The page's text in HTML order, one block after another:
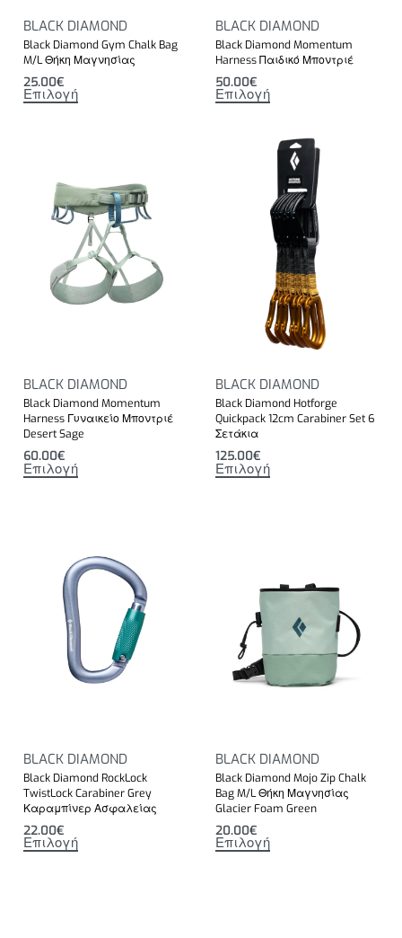
BLACK DIAMOND
Black Diamond Gym Chalk Bag
M/L Θήκη Μαγνησίας
25.00€
Επιλογή
BLACK DIAMOND
Black Diamond Momentum
Harness Παιδικό Μποντριέ
50.00€
Επιλογή
BLACK DIAMOND
Black Diamond Momentum
Harness Γυναικείο Μποντριέ
Desert Sage
60.00€
Επιλογή
BLACK DIAMOND
Black Diamond Hotforge
Quickpack 12cm Carabiner Set 6
Σετάκια
125.00€
Επιλογή
BLACK DIAMOND
Black Diamond RockLock
TwistLock Carabiner Grey
Καραμπίνερ Ασφαλείας
22.00€
Επιλογή
BLACK DIAMOND
Black Diamond Mojo Zip Chalk
Bag M/L Θήκη Μαγνησίας
Glacier Foam Green
20.00€
Επιλογή